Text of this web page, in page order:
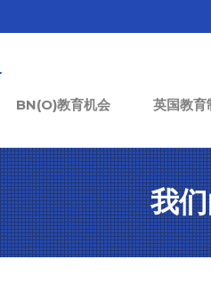
BN(O)教育机会 英国教育
我